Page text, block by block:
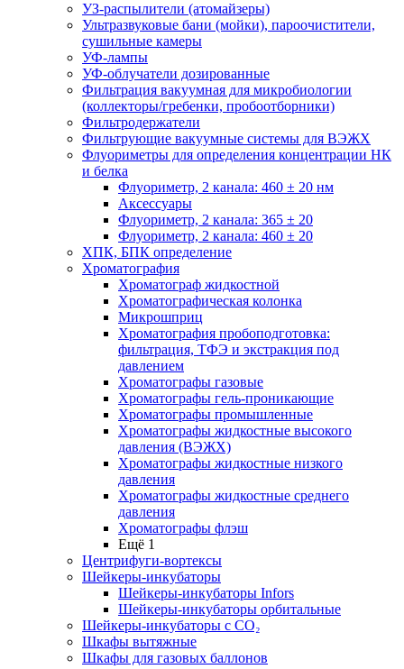
УЗ-распылители (атомайзеры)
Ультразвуковые бани (мойки), пароочистители,
сушильные камеры
УФ-лампы
УФ-облучатели дозированные
Фильтрация вакуумная для микробиологии
(коллекторы/гребенки, пробоотборники)
Фильтродержатели
Фильтрующие вакуумные системы для ВЭЖХ
Флуориметры для определения концентрации НК
и белка
Флуориметр, 2 канала: 460 ± 20 нм
Аксессуары
Флуориметр, 2 канала: 365 ± 20
Флуориметр, 2 канала: 460 ± 20
ХПК, БПК определение
Хроматография
Хроматограф жидкостной
Хроматографическая колонка
Микрошприц
Хроматография пробоподготовка:
фильтрация, ТФЭ и экстракция под
давлением
Хроматографы газовые
Хроматографы гель-проникающие
Хроматографы промышленные
Хроматографы жидкостные высокого
давления (ВЭЖХ)
Хроматографы жидкостные низкого
давления
Хроматографы жидкостные среднего
давления
Хроматографы флэш
Ещё 1
Центрифуги-вортексы
Шейкеры-инкубаторы
Шейкеры-инкубаторы Infors
Шейкеры-инкубаторы орбитальные
Шейкеры-инкубаторы с CО₂
Шкафы вытяжные
Шкафы для газовых баллонов